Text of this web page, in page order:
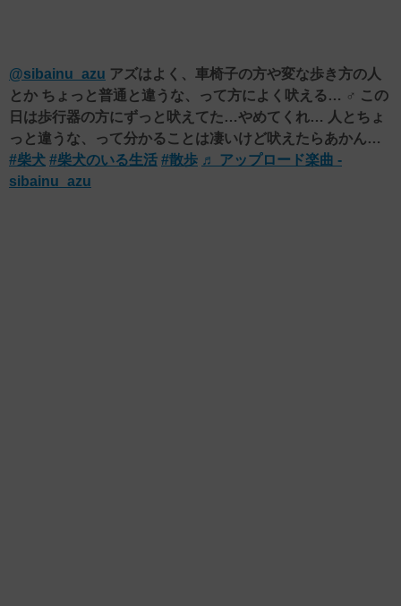
@sibainu_azu アズはよく、車椅子の方や変な歩き方の人
とか ちょっと普通と違うな、って方によく吠える… ‍♂️ この
日は歩行器の方にずっと吠えてた…やめてくれ… 人とちょ
っと違うな、って分かることは凄いけど吠えたらあかん…
#柴犬 #柴犬のいる生活 #散歩 ♬ アップロード楽曲 -
sibainu_azu